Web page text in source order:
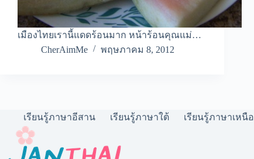
เมืองไทยเรานี้แดดร้อนมาก หน้าร้อนคุณแม่…
CherAimMe
พฤษภาคม 8, 2012
เรียนรู้ภาษาอีสาน เรียนรู้ภาษาใต้ เรียนรู้ภาษาเหนือ